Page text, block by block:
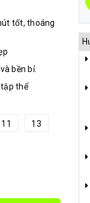
tốt, thoáng
bền bỉ.
tập thể
11 13